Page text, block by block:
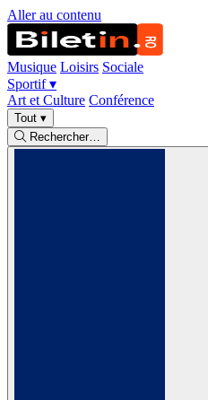
Aller au contenu
Musique Loisirs Sociale
Sportif▾
Art et Culture Conférence
Tout ▾
Rechercher…